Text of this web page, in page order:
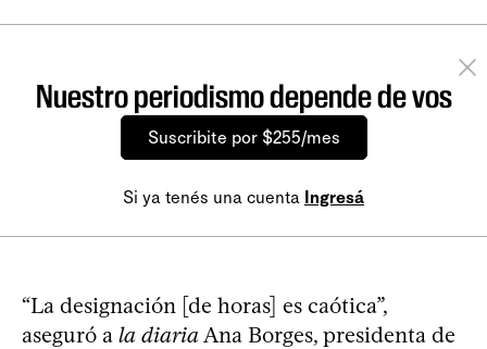
Nuestro periodismo depende de vos
Suscribite por $255/mes
Si ya tenés una cuenta Ingresá
“La designación [de horas] es caótica”,
aseguró a la diaria Ana Borges, presidenta de